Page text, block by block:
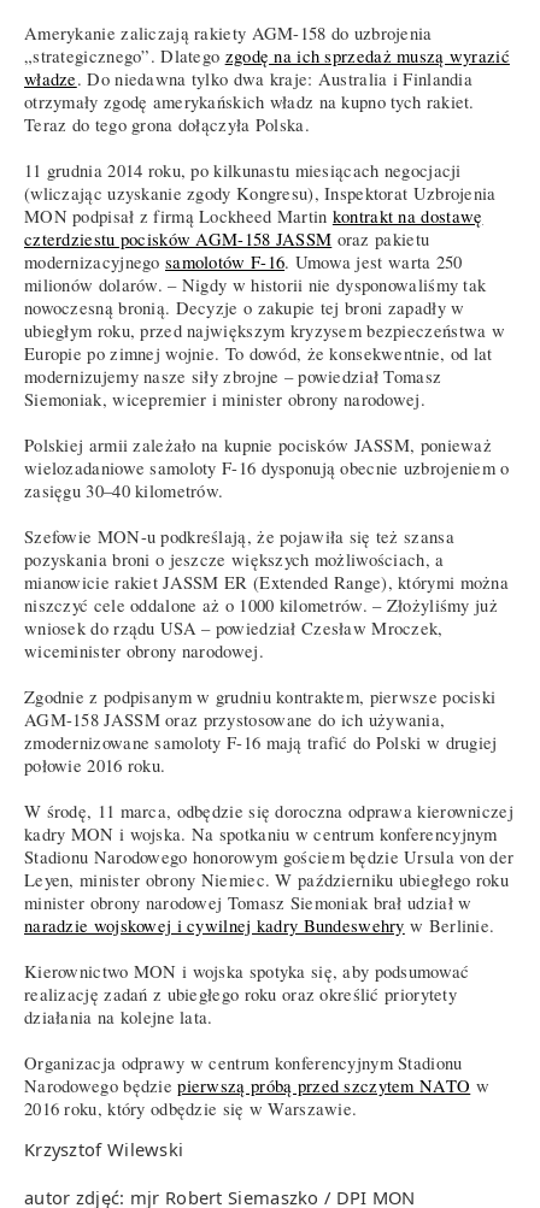
Amerykanie zaliczają rakiety AGM-158 do uzbrojenia
„strategicznego”. Dlatego zgodę na ich sprzedaż muszą wyrazić
władze. Do niedawna tylko dwa kraje: Australia i Finlandia
otrzymały zgodę amerykańskich władz na kupno tych rakiet.
Teraz do tego grona dołączyła Polska.
11 grudnia 2014 roku, po kilkunastu miesiącach negocjacji
(wliczając uzyskanie zgody Kongresu), Inspektorat Uzbrojenia
MON podpisał z firmą Lockheed Martin kontrakt na dostawę
czterdziestu pocisków AGM-158 JASSM oraz pakietu
modernizacyjnego samolotów F-16. Umowa jest warta 250
milionów dolarów. – Nigdy w historii nie dysponowaliśmy tak
nowoczesną bronią. Decyzje o zakupie tej broni zapadły w
ubiegłym roku, przed największym kryzysem bezpieczeństwa w
Europie po zimnej wojnie. To dowód, że konsekwentnie, od lat
modernizujemy nasze siły zbrojne – powiedział Tomasz
Siemoniak, wicepremier i minister obrony narodowej.
Polskiej armii zależało na kupnie pocisków JASSM, ponieważ
wielozadaniowe samoloty F-16 dysponują obecnie uzbrojeniem o
zasięgu 30–40 kilometrów.
Szefowie MON-u podkreślają, że pojawiła się też szansa
pozyskania broni o jeszcze większych możliwościach, a
mianowicie rakiet JASSM ER (Extended Range), którymi można
niszczyć cele oddalone aż o 1000 kilometrów. – Złożyliśmy już
wniosek do rządu USA – powiedział Czesław Mroczek,
wiceminister obrony narodowej.
Zgodnie z podpisanym w grudniu kontraktem, pierwsze pociski
AGM-158 JASSM oraz przystosowane do ich używania,
zmodernizowane samoloty F-16 mają trafić do Polski w drugiej
połowie 2016 roku.
W środę, 11 marca, odbędzie się doroczna odprawa kierowniczej
kadry MON i wojska. Na spotkaniu w centrum konferencyjnym
Stadionu Narodowego honorowym gościem będzie Ursula von der
Leyen, minister obrony Niemiec. W październiku ubiegłego roku
minister obrony narodowej Tomasz Siemoniak brał udział w
naradzie wojskowej i cywilnej kadry Bundeswehry w Berlinie.
Kierownictwo MON i wojska spotyka się, aby podsumować
realizację zadań z ubiegłego roku oraz określić priorytety
działania na kolejne lata.
Organizacja odprawy w centrum konferencyjnym Stadionu
Narodowego będziepierwszą próbą przed szczytem NATO w
2016 roku, który odbędzie się w Warszawie.
Krzysztof Wilewski
autor zdjęć: mjr Robert Siemaszko / DPI MON